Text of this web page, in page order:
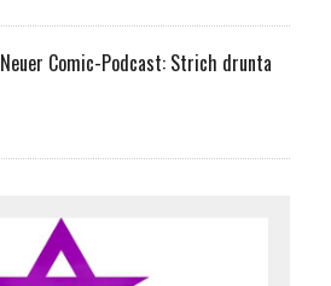
Neuer Comic-Podcast: Strich drunta